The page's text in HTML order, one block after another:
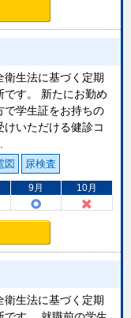
衛生法に基づく定期
です。 新たにお勤め
で学生証をお持ちの
けいただける健診コ
図 尿検査
9月 10月
衛生法に基づく定期